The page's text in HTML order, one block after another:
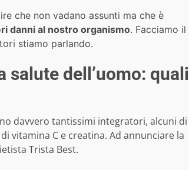
che non vadano assunti ma che è
danni al nostro organismo. Facciamo il
stiamo parlando.
dell’uomo: quali
davvero tantissimi integratori, alcuni di
vitamina C e creatina. Ad annunciare la
Trista Best.